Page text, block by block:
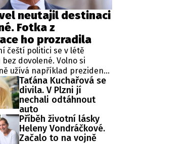
videa?
neutajil destinaci
Fotka z
ho prozradila
čeští politici se v létě
dovolené. Volno si
užívá například prezident
Oficiálně je tajemstvím, kde
čas. Na sociálních
objevila fotografie,
odhaluje.
Taťána Kuchařová se
divila. V Plzni jí
nechali odtáhnout
auto
Příběh životní lásky
Heleny Vondráčkové.
Začalo to na vojně